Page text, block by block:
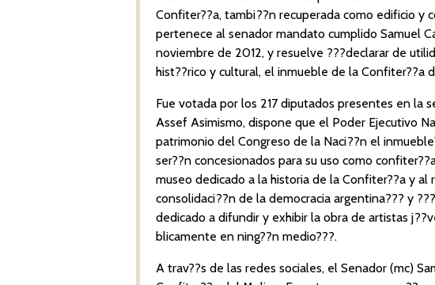
Confiter??a, tambi??n recuperada como edificio y
pertenece al senador mandato cumplido Samuel
noviembre de 2012, y resuelve ???declarar de
hist??rico y cultural, el inmueble de la Confiter??a
Fue votada por los 217 diputados presentes en la
Assef Asimismo, dispone que el Poder Ejecutivo
patrimonio del Congreso de la Naci??n el
ser??n concesionados para su uso como
museo dedicado a la historia de la Confiter??a y
consolidaci??n de la democracia argentina??? y
dedicado a difundir y exhibir la obra de artistas
blicamente en ning??n medio???.
A trav??s de las redes sociales, el Senador (mc)